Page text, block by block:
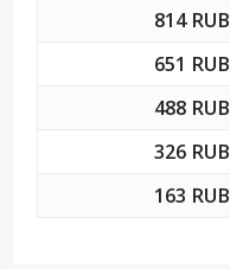
814 RUB
651 RUB
488 RUB
326 RUB
163 RUB